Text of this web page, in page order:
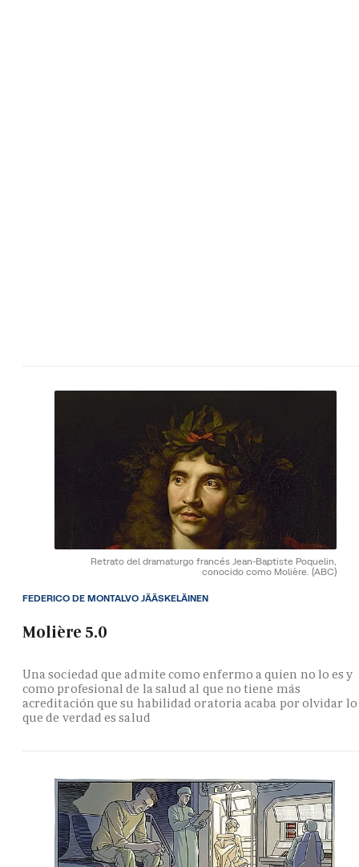
Retrato del dramaturgo francés Jean-Baptiste Poquelin,
conocido como Molière. (ABC)
Molière 5.0
Una sociedad que admite como enfermo a quien no lo es y
como profesional de la salud al que no tiene más
acreditación que su habilidad oratoria acaba por olvidar lo
que de verdad es salud
FEDERICO DE MONTALVO JÄÄSKELÄINEN